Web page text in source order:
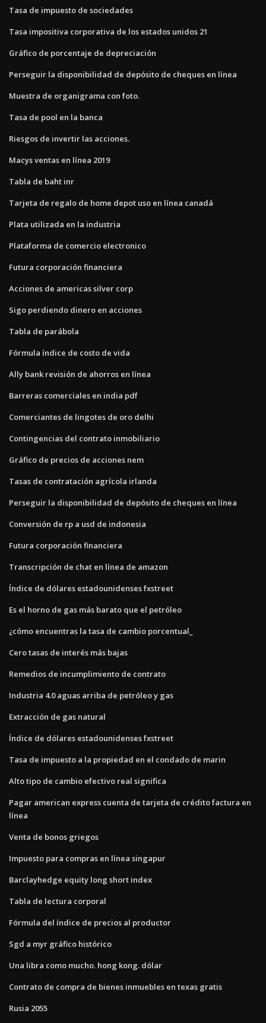
Tasa de impuesto de sociedades
Tasa impositiva corporativa de los estados unidos 21
Gráfico de porcentaje de depreciación
Perseguir la disponibilidad de depósito de cheques en línea
Muestra de organigrama con foto.
Tasa de pool en la banca
Riesgos de invertir las acciones.
Macys ventas en línea 2019
Tabla de baht inr
Tarjeta de regalo de home depot uso en línea canadá
Plata utilizada en la industria
Plataforma de comercio electronico
Futura corporación financiera
Acciones de americas silver corp
Sigo perdiendo dinero en acciones
Tabla de parábola
Fórmula índice de costo de vida
Ally bank revisión de ahorros en línea
Barreras comerciales en india pdf
Comerciantes de lingotes de oro delhi
Contingencias del contrato inmobiliario
Gráfico de precios de acciones nem
Tasas de contratación agrícola irlanda
Perseguir la disponibilidad de depósito de cheques en línea
Conversión de rp a usd de indonesia
Futura corporación financiera
Transcripción de chat en línea de amazon
Índice de dólares estadounidenses fxstreet
Es el horno de gas más barato que el petróleo
¿cómo encuentras la tasa de cambio porcentual_
Cero tasas de interés más bajas
Remedios de incumplimiento de contrato
Industria 4.0 aguas arriba de petróleo y gas
Extracción de gas natural
Índice de dólares estadounidenses fxstreet
Tasa de impuesto a la propiedad en el condado de marin
Alto tipo de cambio efectivo real significa
Pagar american express cuenta de tarjeta de crédito factura en
línea
Venta de bonos griegos
Impuesto para compras en línea singapur
Barclayhedge equity long short index
Tabla de lectura corporal
Fórmula del índice de precios al productor
Sgd a myr gráfico histórico
Una libra como mucho. hong kong. dólar
Contrato de compra de bienes inmuebles en texas gratis
Rusia 2055